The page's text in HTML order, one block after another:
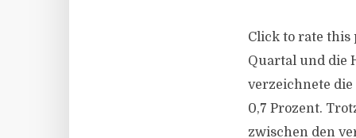
Click to rate this
Quartal und die
verzeichnete
0,7 Prozent.
zwischen den